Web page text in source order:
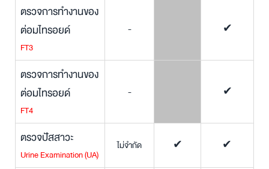
ตรวจการทำงานของ
ต่อมไทรอยด์
FT3
- ✔
ตรวจการทำงานของ
ต่อมไทรอยด์
FT4
- ✔
ตรวจปัสสาวะ
Urine Examination (UA)
ไม่จำกัด ✔ ✔